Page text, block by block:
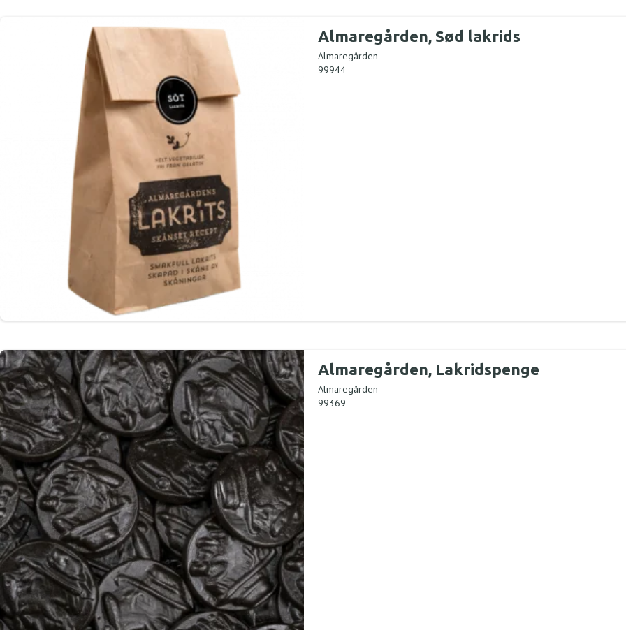
Almaregården, Sød lakrids
Almaregården
99944
Almaregården, Lakridspenge
Almaregården
99369